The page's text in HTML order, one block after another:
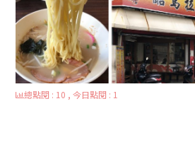
總點閱 : 10 , 今日點閱 : 1